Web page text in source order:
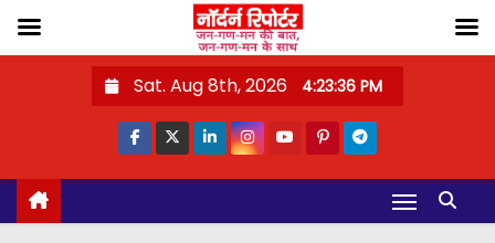
o
Sat. Aug 8th, 2026 4:23:36 PM